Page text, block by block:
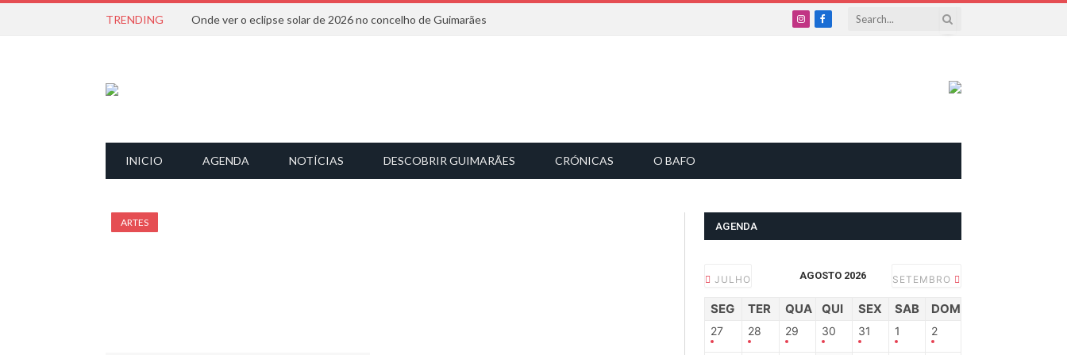
TRENDING Onde ver o eclipse solar de 2026 no concelho de Guimarães
InstagramFacebook
INICIO AGENDA NOTÍCIAS DESCOBRIR GUIMARÃES CRÓNICAS O BAFO
ARTES AGENDA
JULHO AGOSTO 2026 SETEMBRO
SEG TER QUA QUI SEX SAB DOM
27 28 29 30 31 1 2